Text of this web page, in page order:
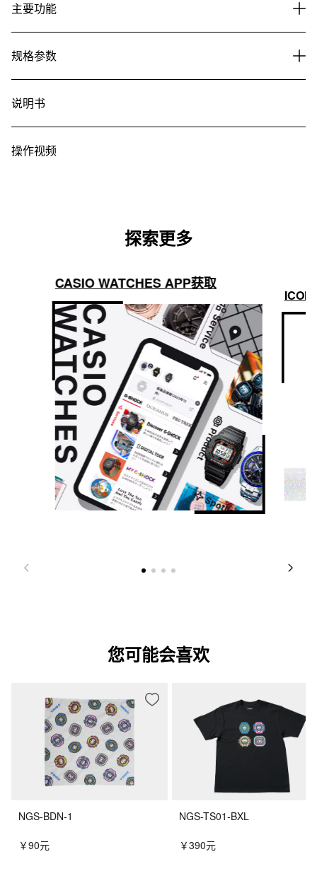
主要功能
规格参数
说明书
操作视频
探索更多
CASIO WATCHES APP获取
您可能会喜欢
NGS-BDN-1
￥90元
NGS-TS01-BXL
￥390元